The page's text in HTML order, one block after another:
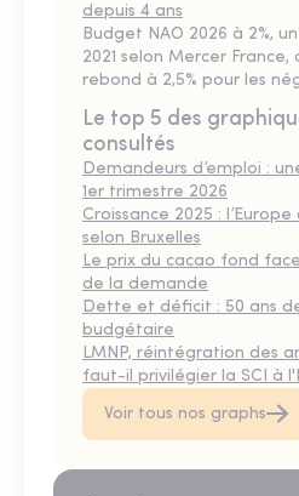
depuis 4 ans
Budget NAO 2026 à 2%,
2021 selon Mercer France,
rebond à 2,5% pour les
Le top 5 des
consultés
Demandeurs d’emploi :
1er trimestre 2026
Croissance 2025 :
selon Bruxelles
Le prix du cacao fond
de la demande
Dette et déficit : 50 ans
budgétaire
LMNP, réintégration des
faut-il privilégier la SCI à
Voir tous nos graphs